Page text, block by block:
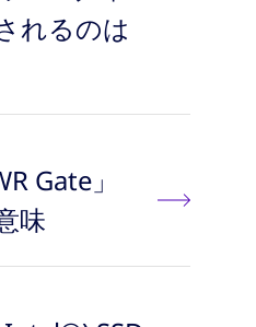
れるのは
Gate」
味